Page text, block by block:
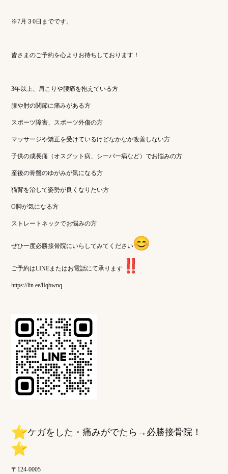
※7月３0日までです。
皆さまのご予約を心よりお待ちしております！
3年以上、肩こりや腰痛を抱えている方
膝や肘の関節に痛みがある方
スポーツ障害、スポーツ外傷の方
マッサージや矯正を受けているけどなかなか改善しない方
子供の成長痛（オスグット病、シーバー病など）でお悩みの方
産後の骨盤のゆがみが気になる方
猫背を治して姿勢が良くなりたい方
O脚が気になる方
ストレートネックでお悩みの方
ぜひ一度必勝接骨院にいらしてみてください
ご予約はLINEまたはお電話にて承ります
https://lin.ee/lIqbwnq
️ケガをした・痛みがでたら→必勝接骨院！
〒124-0005